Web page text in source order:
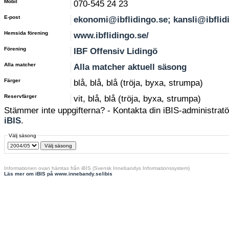
Mobil 070-545 24 23
E-post ekonomi@ibflidingo.se;
Hemsida förening www.ibflidingo.se/
Förening IBF Offensiv Lidingö
Alla matcher Alla matcher aktuell säsong
Färger blå, blå, blå (tröja, byxa, strumpa)
Reservfärger
vit, blå, blå (tröja, byxa, strumpa)
Stämmer inte uppgifterna? - Kontakta din iBIS-
iBIS.
Välj säsong
Informationen ovan hämtas från iBIS (Svensk Innebandys Informationssystem)
Läs mer om iBIS på www.innebandy.se/ibis